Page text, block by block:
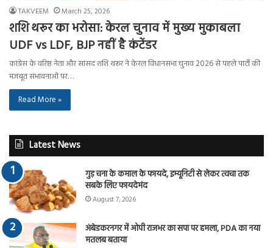
TAKVEEM March 25, 2026
शशि थरूर का भरोसा: केरल चुनाव में मुख्य मुकाबला
UDF vs LDF, BJP नहीं है कंटेंडर
कांग्रेस के वरिष्ठ नेता और सांसद शशि थरूर ने केरल विधानसभा चुनाव 2026 से पहले पार्टी की
मजबूत संभावनाओं पर…
Read More »
Latest News
गुड़ चना के कमाल के फायदे, इम्यूनिटी से लेकर त्वचा तक
सबके लिए फायदेमंद
August 7, 2026
अंबेडकरनगर में ओपी राजभर का सपा पर हमला, PDA का नया
मतलब बताया